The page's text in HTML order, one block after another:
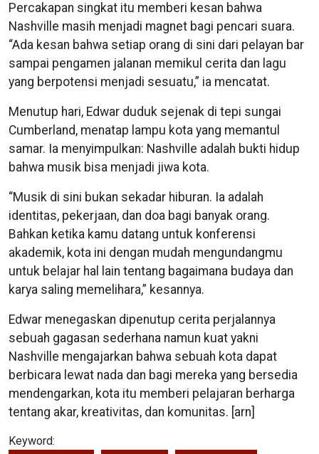
Percakapan singkat itu memberi kesan bahwa
Nashville masih menjadi magnet bagi pencari suara.
“Ada kesan bahwa setiap orang di sini dari pelayan bar
sampai pengamen jalanan memikul cerita dan lagu
yang berpotensi menjadi sesuatu,” ia mencatat.
Menutup hari, Edwar duduk sejenak di tepi sungai
Cumberland, menatap lampu kota yang memantul
samar. Ia menyimpulkan: Nashville adalah bukti hidup
bahwa musik bisa menjadi jiwa kota.
“Musik di sini bukan sekadar hiburan. Ia adalah
identitas, pekerjaan, dan doa bagi banyak orang.
Bahkan ketika kamu datang untuk konferensi
akademik, kota ini dengan mudah mengundangmu
untuk belajar hal lain tentang bagaimana budaya dan
karya saling memelihara,” kesannya.
Edwar menegaskan dipenutup cerita perjalannya
sebuah gagasan sederhana namun kuat yakni
Nashville mengajarkan bahwa sebuah kota dapat
berbicara lewat nada dan bagi mereka yang bersedia
mendengarkan, kota itu memberi pelajaran berharga
tentang akar, kreativitas, dan komunitas. [arn]
Keyword: